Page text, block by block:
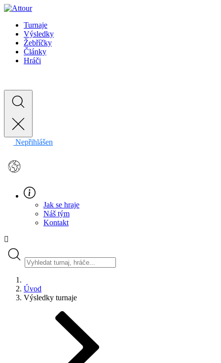
Turnaje
Výsledky
Žebříčky
Články
Hráči
Nepřihlášen
Jak se hraje
Náš tým
Kontakt
Úvod
Výsledky turnaje